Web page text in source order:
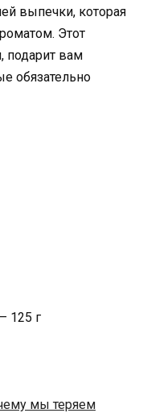
выпечки, которая
Этот
подарит вам
обязательно
125 г
мы теряем